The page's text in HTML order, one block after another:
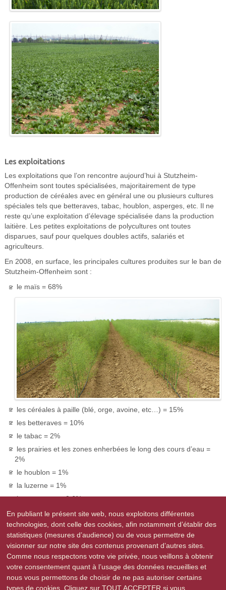
Les exploitations
Les exploitations que l’on rencontre aujourd’hui à Stutzheim-
Offenheim sont toutes spécialisées, majoritairement de type
production de céréales avec en général une ou plusieurs cultures
spéciales tels que betteraves, tabac, houblon, asperges, etc. Il ne
reste qu’une exploitation d’élevage spécialisée dans la production
laitière. Les petites exploitations de polycultures ont toutes
disparues, sauf pour quelques doubles actifs, salariés et
agriculteurs.
En 2008, en surface, les principales cultures produites sur le ban de
Stutzheim-Offenheim sont :
le maïs = 68%
les céréales à paille (blé, orge, avoine, etc…) = 15%
les betteraves = 10%
le tabac = 2%
les prairies et les zones enherbées le long des cours d’eau =
2%
le houblon = 1%
la luzerne = 1%
les asperges = 0.6%
diverses productions fruitières et légumières
Lien vers la Chambre d’Agriculture :www.alsace.chambagri.fr
Télécharger le
Décret du 5 mars 2009
autorisant pour une
nouvelle période de cinq années la Société d’aménagement
foncier et d’établissement rural d’Alsace à exercer le droit de
préemption et à bénéficier de l’offre amiable avant adjudication
volontaire
En publiant le présent site web, nous exploitons différentes
technologies, dont celle des cookies, afin notamment d’établir des
statistiques (mesures d’audience) ou de vous permettre de
visionner sur notre site des contenus provenant d’autres sites.
Comme nous respectons votre vie privée, nous veillons à obtenir
votre consentement quant à l’usage des données recueillies et
nous vous permettons de choisir de ne pas autoriser certains
types de cookies. Cliquez sur TOUT ACCEPTER si vous